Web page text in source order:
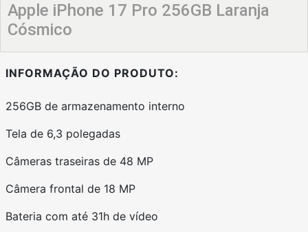
Apple iPhone 17 Pro 256GB Laranja
Cósmico
INFORMAÇÃO DO PRODUTO:
256GB de armazenamento interno
Tela de 6,3 polegadas
Câmeras traseiras de 48 MP
Câmera frontal de 18 MP
Bateria com até 31h de vídeo